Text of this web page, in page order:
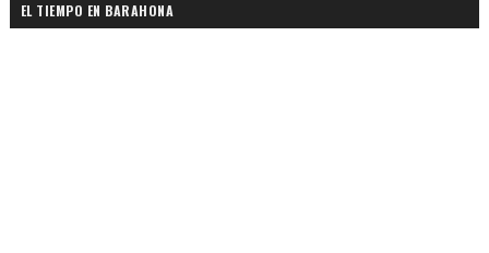
EL TIEMPO EN BARAHONA